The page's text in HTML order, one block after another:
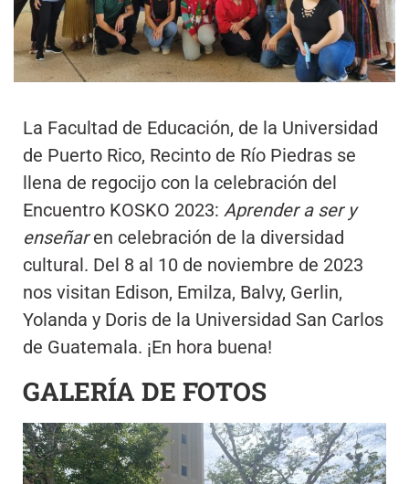
La Facultad de Educación, de la Universidad
de Puerto Rico, Recinto de Río Piedras se
llena de regocijo con la celebración del
Encuentro KOSKO 2023: Aprender a ser y
enseñaren celebración de la diversidad
cultural. Del 8 al 10 de noviembre de 2023
nos visitan Edison, Emilza, Balvy, Gerlin,
Yolanda y Doris de la Universidad San Carlos
de Guatemala. ¡En hora buena!
GALERÍA DE FOTOS